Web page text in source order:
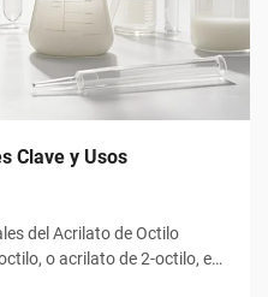
Clave y Usos
del Acrilato de Octilo
o acrilato de 2-octilo, es